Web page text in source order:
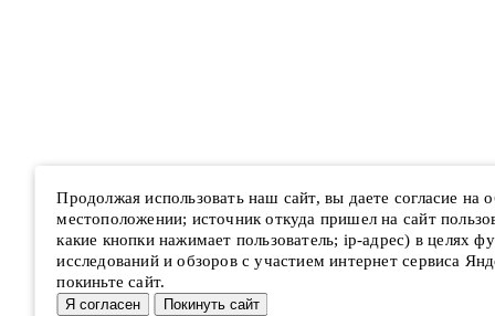
Продолжая использовать наш сайт, вы даете согласие на
местоположении; источник откуда пришел на сайт
какие кнопки нажимает пользователь; ip-адрес) в целях
исследований и обзоров с участием интернет сервиса
покиньте сайт.
Я согласен Покинуть сайт